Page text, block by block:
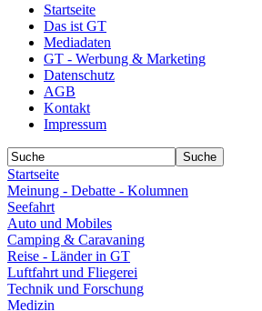
Startseite
Das ist GT
Mediadaten
GT - Werbung & Marketing
Datenschutz
AGB
Kontakt
Impressum
Startseite
Meinung - Debatte - Kolumnen
Seefahrt
Auto und Mobiles
Camping & Caravaning
Reise - Länder in GT
Luftfahrt und Fliegerei
Technik und Forschung
Medizin